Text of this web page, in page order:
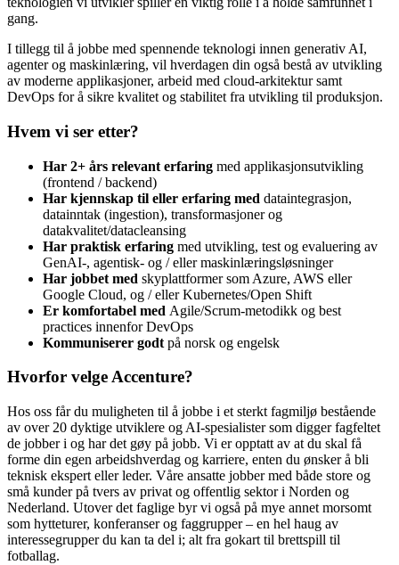
gang.
I tillegg til å jobbe med spennende teknologi innen generativ AI,
agenter og maskinlæring, vil hverdagen din også bestå av utvikling
av moderne applikasjoner, arbeid med cloud-arkitektur samt
DevOps for å sikre kvalitet og stabilitet fra utvikling til produksjon.
Hvem vi ser etter?
Har 2+ års relevant erfaring med applikasjonsutvikling
(frontend / backend)
Har kjennskap til eller erfaring med dataintegrasjon,
datainntak (ingestion), transformasjoner og
datakvalitet/datacleansing
Har praktisk erfaring med utvikling, test og evaluering av
GenAI-, agentisk- og / eller maskinlæringsløsninger
Har jobbet med skyplattformer som Azure, AWS eller
Google Cloud, og / eller Kubernetes/Open Shift
Er komfortabel med Agile/Scrum-metodikk og best
practices innenfor DevOps
Kommuniserer godt på norsk og engelsk
Hvorfor velge Accenture?
Hos oss får du muligheten til å jobbe i et sterkt fagmiljø bestående
av over 20 dyktige utviklere og AI-spesialister som digger fagfeltet
de jobber i og har det gøy på jobb. Vi er opptatt av at du skal få
forme din egen arbeidshverdag og karriere, enten du ønsker å bli
teknisk ekspert eller leder. Våre ansatte jobber med både store og
små kunder på tvers av privat og offentlig sektor i Norden og
Nederland. Utover det faglige byr vi også på mye annet morsomt
som hytteturer, konferanser og faggrupper – en hel haug av
interessegrupper du kan ta del i; alt fra gokart til brettspill til
fotballag.